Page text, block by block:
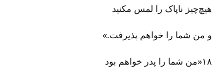
هیچ‌چیز ناپاک را لمس مکنید
و من شما را خواهم پذیرفت.»
۱۸«من شما را پدر خواهم بود